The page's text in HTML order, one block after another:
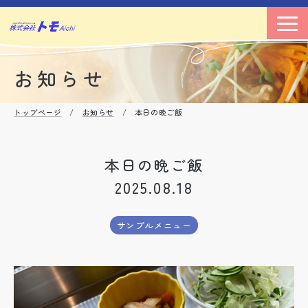
お知らせ
トップページ / お知らせ / 本日の晩ご飯
本日の晩ご飯
2025.08.18
サンプルメニュー